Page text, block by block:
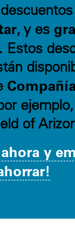
, y es
Estos
of
y